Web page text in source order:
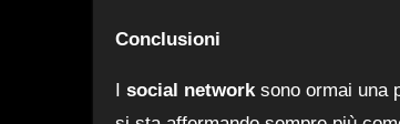
Conclusioni
I social networksono ormai una